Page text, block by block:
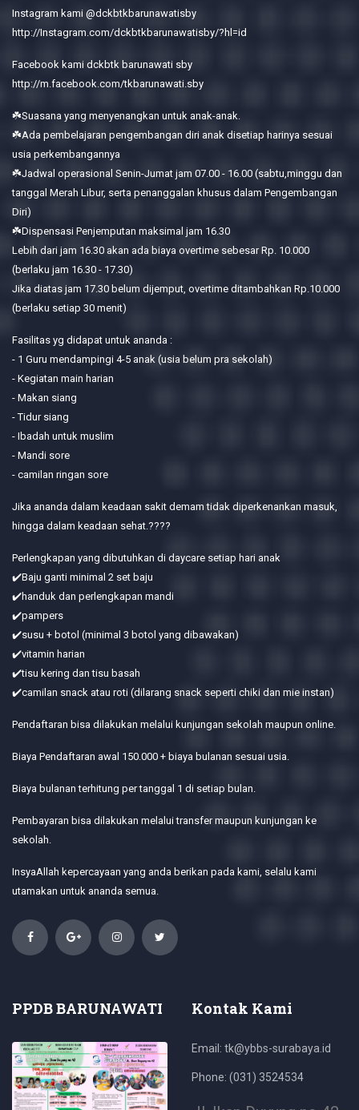
Instagram kami @dckbtkbarunawatisby
http://Instagram.com/dckbtkbarunawatisby/?hl=id
Facebook kami dckbtk barunawati sby
http://m.facebook.com/tkbarunawati.sby
☘️Suasana yang menyenangkan untuk anak-anak.
☘️Ada pembelajaran pengembangan diri anak disetiap harinya sesuai
usia perkembangannya
☘️Jadwal operasional Senin-Jumat jam 07.00 - 16.00 (sabtu,minggu dan
tanggal Merah Libur, serta penanggalan khusus dalam Pengembangan
Diri)
☘️Dispensasi Penjemputan maksimal jam 16.30
Lebih dari jam 16.30 akan ada biaya overtime sebesar Rp. 10.000
(berlaku jam 16.30 - 17.30)
Jika diatas jam 17.30 belum dijemput, overtime ditambahkan Rp.10.000
(berlaku setiap 30 menit)
Fasilitas yg didapat untuk ananda :
- 1 Guru mendampingi 4-5 anak (usia belum pra sekolah)
- Kegiatan main harian
- Makan siang
- Tidur siang
- Ibadah untuk muslim
- Mandi sore
- camilan ringan sore
Jika ananda dalam keadaan sakit demam tidak diperkenankan masuk,
hingga dalam keadaan sehat.????
Perlengkapan yang dibutuhkan di daycare setiap hari anak
✔️Baju ganti minimal 2 set baju
✔️handuk dan perlengkapan mandi
✔️pampers
✔️susu + botol (minimal 3 botol yang dibawakan)
✔️vitamin harian
✔️tisu kering dan tisu basah
✔️camilan snack atau roti (dilarang snack seperti chiki dan mie instan)
Pendaftaran bisa dilakukan melalui kunjungan sekolah maupun online.
Biaya Pendaftaran awal 150.000 + biaya bulanan sesuai usia.
Biaya bulanan terhitung per tanggal 1 di setiap bulan.
Pembayaran bisa dilakukan melalui transfer maupun kunjungan ke
sekolah.
InsyaAllah kepercayaan yang anda berikan pada kami, selalu kami
utamakan untuk ananda semua.
PPDB BARUNAWATI Kontak Kami
Email: tk@ybbs-surabaya.id
Phone: (031) 3524534